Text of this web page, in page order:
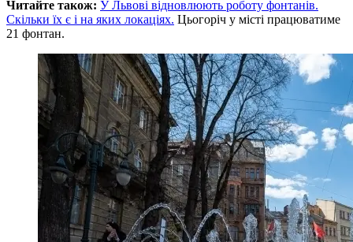
Читайте також: У Львові відновлюють роботу фонтанів.
Скільки їх є і на яких локаціях. Цьогоріч у місті працюватиме
21 фонтан.